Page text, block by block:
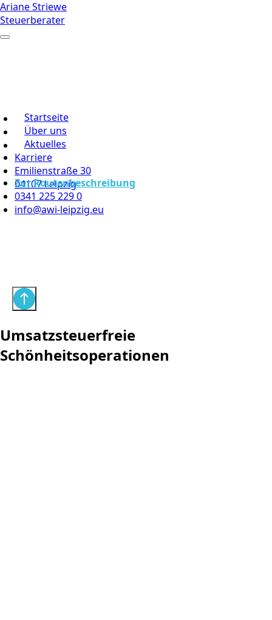
Ariane Striewe
Steuerberater
Startseite
Über uns
Aktuelles
Karriere
Emilienstraße 30
04107 Leipzig
Zur Routenbeschreibung
0341 225 229 0
info@awi-leipzig.eu
Umsatzsteuerfreie
Schönheitsoperationen